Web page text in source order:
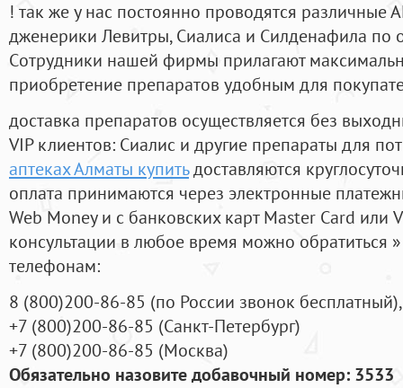
! так же у нас постоянно проводятся
дженерики Левитры, Сиалиса и Силденафила по
Cотрудники нашей фирмы прилагают
приобретение препаратов удобным для
доставка препаратов осуществляется без
VIP клиентов: Сиалис и другие препараты для
аптеках Алматы купитьдоставляются
оплата принимаются через электронные
Web Money и с банковских карт Master Card или
консультации в любое время можно обратиться
телефонам:
8 (800)200-86-85 (по России звонок бесплатный),
+7 (800)200-86-85 (Санкт-Петербург)
+7 (800)200-86-85 (Москва)
Обязательно назовите добавочный номер: 3533